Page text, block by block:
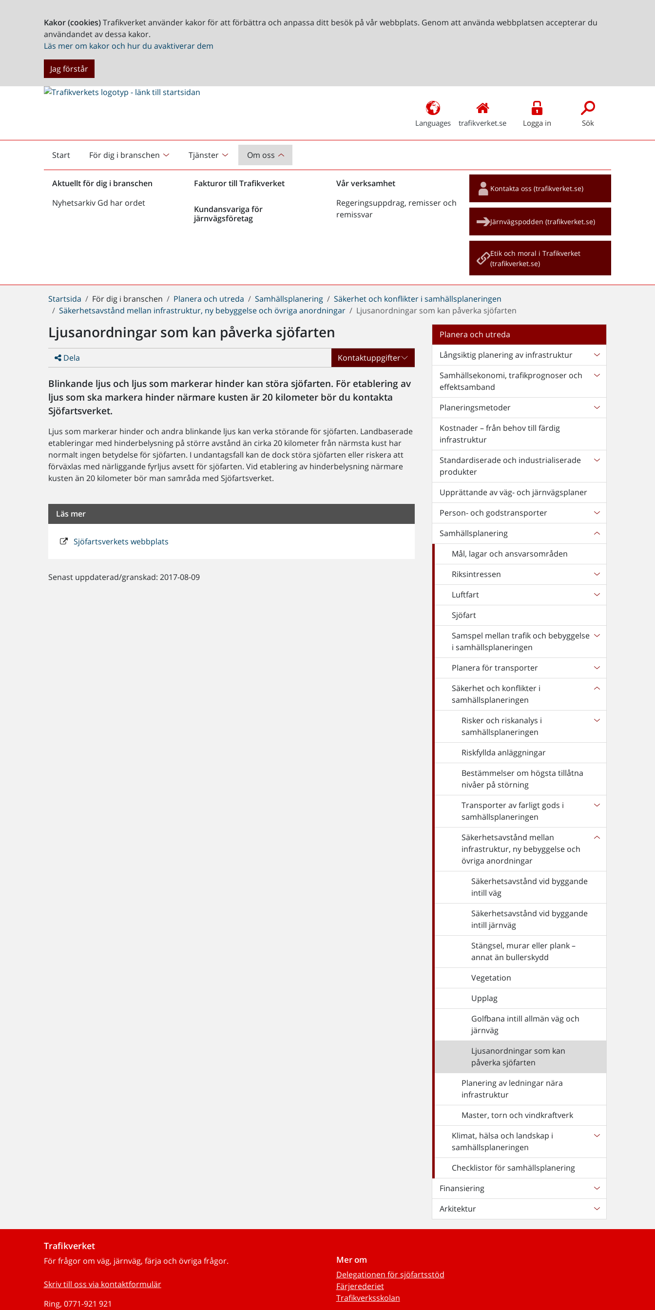
Kakor (cookies)Trafikverket använder kakor för att förbättra och anpassa ditt besök på vår webbplats. Genom att använda webbplatsen accepterar du
användandet av dessa kakor.
Läs mer om kakor och hur du avaktiverar dem
Jag förstår
Languages trafikverket.se Logga in Sök
Start
Startsida För dig i branschen Tjänster Om oss
Aktuellt för dig i branschen
Nyhetsarkiv Gd har ordet
Fakturor till Trafikverket
Kundansvariga för
järnvägsföretag
Vår verksamhet
Regeringsuppdrag, remisser och
remissvar
Snabblänkar
Kontakta oss (trafikverket.se)
Järnvägspodden (trafikverket.se)
Etik och moral i Trafikverket
(trafikverket.se)
Du
är
Startsida För dig i branschen Planera och utreda Samhällsplanering
Säkerhet och konflikter i samhällsplaneringen
Säkerhetsavstånd mellan infrastruktur, ny bebyggelse och övriga anordningar
Ljusanordningar som kan påverka sjöfarten
Ljusanordningar som kan påverka sjöfarten
Dela Kontaktuppgifter
Blinkande ljus och ljus som markerar hinder kan störa sjöfarten. För etablering av
ljus som ska markera hinder närmare kusten är 20 kilometer bör du kontakta
Sjöfartsverket.
Ljus som markerar hinder och andra blinkande ljus kan verka störande för sjöfarten. Landbaserade
etableringar med hinderbelysning på större avstånd än cirka 20 kilometer från närmsta kust har
normalt ingen betydelse för sjöfarten. I undantagsfall kan de dock störa sjöfarten eller riskera att
förväxlas med närliggande fyrljus avsett för sjöfarten. Vid etablering av hinderbelysning närmare
kusten än 20 kilometer bör man samråda med Sjöfartsverket.
Läs mer
Sjöfartsverkets webbplats
Senast uppdaterad/granskad: 2017-08-09
Planera och utreda
Långsiktig planering av infrastruktur
Samhällsekonomi, trafikprognoser och
effektsamband
Planeringsmetoder
Kostnader – från behov till färdig
infrastruktur
Standardiserade och industrialiserade
produkter
Upprättande av väg- och järnvägsplaner
Person- och godstransporter
Samhällsplanering
Mål, lagar och ansvarsområden
Riksintressen
Luftfart
Sjöfart
Samspel mellan trafik och bebyggelse
i samhällsplaneringen
Planera för transporter
Säkerhet och konflikter i
samhällsplaneringen
Risker och riskanalys i
samhällsplaneringen
Riskfyllda anläggningar
Bestämmelser om högsta tillåtna
nivåer på störning
Transporter av farligt gods i
samhällsplaneringen
Säkerhetsavstånd mellan
infrastruktur, ny bebyggelse och
övriga anordningar
Säkerhetsavstånd vid byggande
intill väg
Säkerhetsavstånd vid byggande
intill järnväg
Stängsel, murar eller plank –
annat än bullerskydd
Vegetation
Upplag
Golfbana intill allmän väg och
järnväg
Ljusanordningar som kan
påverka sjöfarten
Planering av ledningar nära
infrastruktur
Master, torn och vindkraftverk
Klimat, hälsa och landskap i
samhällsplaneringen
Checklistor för samhällsplanering
Finansiering
Arkitektur
Trafikverket
För frågor om väg, järnväg, färja och övriga frågor.
Skriv till oss via kontaktformulär
Ring, 0771-921 921
Mer om
Delegationen för sjöfartsstöd
Färjerederiet
Trafikverksskolan